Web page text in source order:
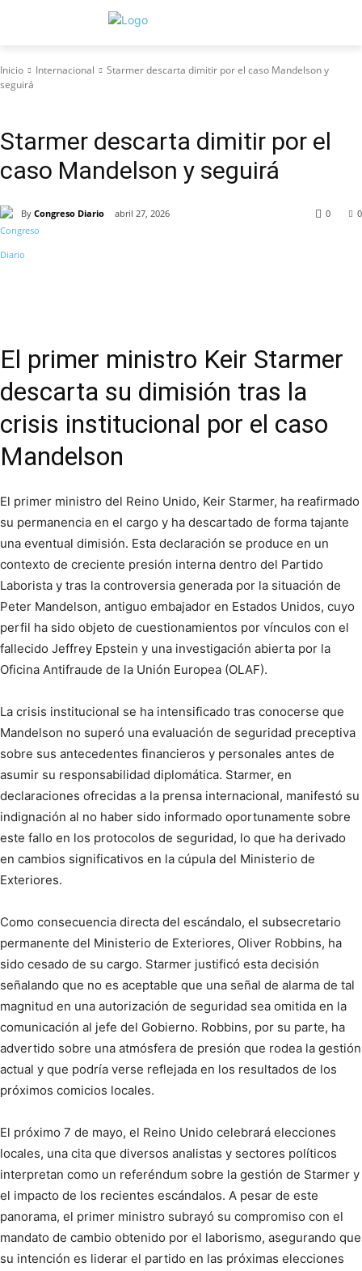
Inicio Internacional
Starmer descarta dimitir por el caso Mandelson y
seguirá
Starmer descarta dimitir por el
caso Mandelson y seguirá
By Congreso Diario abril 27, 2026 0
0
El primer ministro Keir Starmer
descarta su dimisión tras la
crisis institucional por el caso
Mandelson
El primer ministro del Reino Unido, Keir Starmer, ha reafirmado
su permanencia en el cargo y ha descartado de forma tajante
una eventual dimisión. Esta declaración se produce en un
contexto de creciente presión interna dentro del Partido
Laborista y tras la controversia generada por la situación de
Peter Mandelson, antiguo embajador en Estados Unidos, cuyo
perfil ha sido objeto de cuestionamientos por vínculos con el
fallecido Jeffrey Epstein y una investigación abierta por la
Oficina Antifraude de la Unión Europea (OLAF).
La crisis institucional se ha intensificado tras conocerse que
Mandelson no superó una evaluación de seguridad preceptiva
sobre sus antecedentes financieros y personales antes de
asumir su responsabilidad diplomática. Starmer, en
declaraciones ofrecidas a la prensa internacional, manifestó su
indignación al no haber sido informado oportunamente sobre
este fallo en los protocolos de seguridad, lo que ha derivado
en cambios significativos en la cúpula del Ministerio de
Exteriores.
Como consecuencia directa del escándalo, el subsecretario
permanente del Ministerio de Exteriores, Oliver Robbins, ha
sido cesado de su cargo. Starmer justificó esta decisión
señalando que no es aceptable que una señal de alarma de tal
magnitud en una autorización de seguridad sea omitida en la
comunicación al jefe del Gobierno. Robbins, por su parte, ha
advertido sobre una atmósfera de presión que rodea la gestión
actual y que podría verse reflejada en los resultados de los
próximos comicios locales.
El próximo 7 de mayo, el Reino Unido celebrará elecciones
locales, una cita que diversos analistas y sectores políticos
interpretan como un referéndum sobre la gestión de Starmer y
el impacto de los recientes escándalos. A pesar de este
panorama, el primer ministro subrayó su compromiso con el
mandato de cambio obtenido por el laborismo, asegurando que
su intención es liderar el partido en las próximas elecciones